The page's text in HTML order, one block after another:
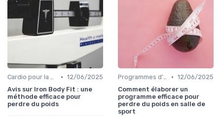
Cardio pour la perte de poids • 12/06/2025
Avis sur Iron Body Fit : une
méthode efficace pour
perdre du poids
Programmes d'entraînement • 12/06/2025
Comment élaborer un
programme efficace pour
perdre du poids en salle de
sport